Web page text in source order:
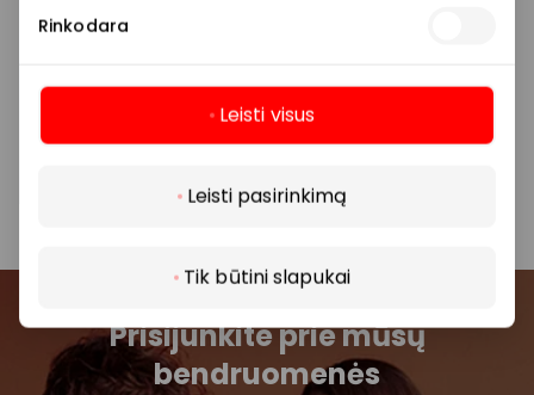
Rinkodara
Leisti visus
Leisti pasirinkimą
Tik būtini slapukai
konkrečioje parduotuvėje ar paslaugų teikimo
Visais klausimais, susijusiais su konkrečiomis
nuolaidomis bei vykstančiomis akcijomis,
parduotuvę ar paslaugų teikimo vietą.
Prisijunkite prie mūsų
bendruomenės
Daugiau